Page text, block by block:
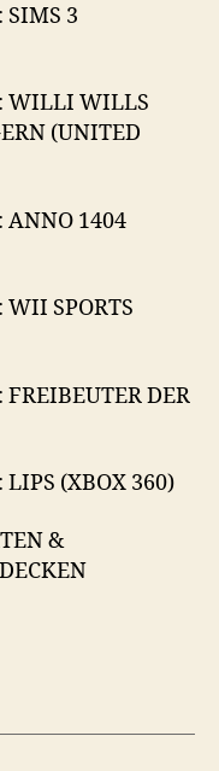
SIMS 3
WILLI WILLS
(UNITED
ANNO 1404
WII SPORTS
DER
LIPS (XBOX 360)
&